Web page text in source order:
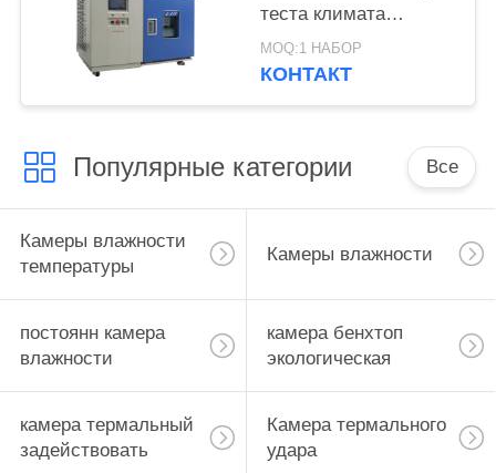
теста климата
нержавеющей стали
304
MOQ:1 НАБОР
КОНТАКТ
Популярные категории Все
Камеры влажности
температуры
Камеры влажности
постоянн камера
влажности
камера бенхтоп
экологическая
камера термальный
задействовать
Камера термального
удара